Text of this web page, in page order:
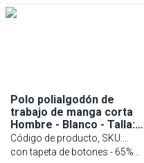
Polo polialgodón de
trabajo de manga corta
Hombre - Blanco - Talla:
XL - Personalizable
Código de producto, SKU:
HPSXLPW-W
con tapeta de botones - 65%